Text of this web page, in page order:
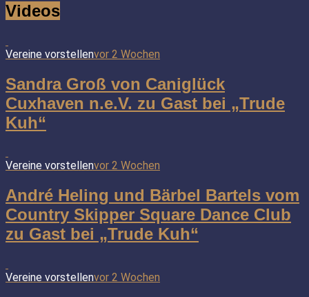
Videos
Vereine vorstellenvor 2 Wochen
Sandra Groß von Caniglück
Cuxhaven n.e.V. zu Gast bei „Trude
Kuh“
Vereine vorstellenvor 2 Wochen
André Heling und Bärbel Bartels vom
Country Skipper Square Dance Club
zu Gast bei „Trude Kuh“
Vereine vorstellenvor 2 Wochen